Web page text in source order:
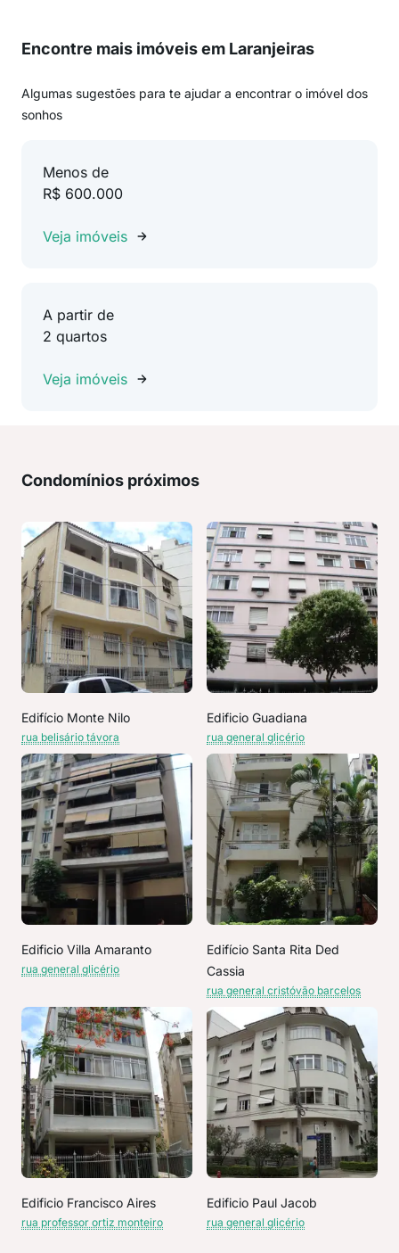
Encontre mais imóveis em Laranjeiras
Algumas sugestões para te ajudar a encontrar o imóvel dos
sonhos
Menos de
R$ 600.000
Veja imóveis
A partir de
2 quartos
Veja imóveis
Condomínios próximos
Edifício Monte Nilo
rua belisário távora
Edificio Guadiana
rua general glicério
Edificio Villa Amaranto
rua general glicério
Edifício Santa Rita Ded
Cassia
rua general cristóvão barcelos
Edificio Francisco Aires
rua professor ortiz monteiro
Edificio Paul Jacob
rua general glicério